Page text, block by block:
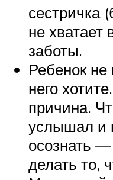
сестричка
не хватает
заботы.
Ребенок не
него
причина.
услышал и
осознать
делать то,